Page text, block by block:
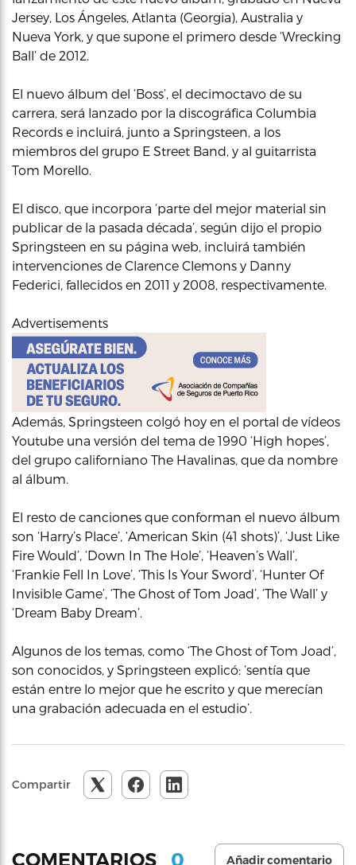
Jersey, Los Ángeles, Atlanta (Georgia), Australia y
Nueva York, y que supone el primero desde ‘Wrecking
Ball’ de 2012.
El nuevo álbum del ‘Boss’, el decimoctavo de su
carrera, será lanzado por la discográfica Columbia
Records e incluirá, junto a Springsteen, a los
miembros del grupo E Street Band, y al guitarrista
Tom Morello.
El disco, que incorpora ‘parte del mejor material sin
publicar de la pasada década’, según dijo el propio
Springsteen en su página web, incluirá también
intervenciones de Clarence Clemons y Danny
Federici, fallecidos en 2011 y 2008, respectivamente.
Advertisements
Además, Springsteen colgó hoy en el portal de vídeos
Youtube una versión del tema de 1990 ‘High hopes’,
del grupo californiano The Havalinas, que da nombre
al álbum.
El resto de canciones que conforman el nuevo álbum
son ‘Harry’s Place’, ‘American Skin (41 shots)’, ‘Just Like
Fire Would’, ‘Down In The Hole’, ‘Heaven’s Wall’,
‘Frankie Fell In Love’, ‘This Is Your Sword’, ‘Hunter Of
Invisible Game’, ‘The Ghost of Tom Joad’, ‘The Wall’ y
‘Dream Baby Dream’.
Algunos de los temas, como ‘The Ghost of Tom Joad’,
son conocidos, y Springsteen explicó: ‘sentía que
están entre lo mejor que he escrito y que merecían
una grabación adecuada en el estudio’.
Compartir
COMENTARIOS 0 Añadir comentario